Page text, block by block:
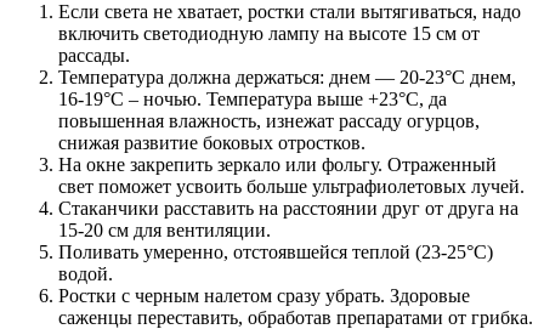
Если света не хватает, ростки стали вытягиваться, надо
включить светодиодную лампу на высоте 15 см от
рассады.
Температура должна держаться: днем — 20-23°С днем,
16-19°С – ночью. Температура выше +23°С, да
повышенная влажность, изнежат рассаду огурцов,
снижая развитие боковых отростков.
На окне закрепить зеркало или фольгу. Отраженный
свет поможет усвоить больше ультрафиолетовых лучей.
Стаканчики расставить на расстоянии друг от друга на
15-20 см для вентиляции.
Поливать умеренно, отстоявшейся теплой (23-25°С)
водой.
Ростки с черным налетом сразу убрать. Здоровые
саженцы переставить, обработав препаратами от грибка.